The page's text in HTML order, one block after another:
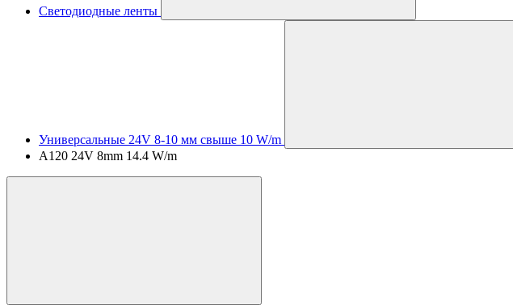
Светодиодные ленты
Универсальные 24V 8-10 мм свыше 10 W/m
A120 24V 8mm 14.4 W/m